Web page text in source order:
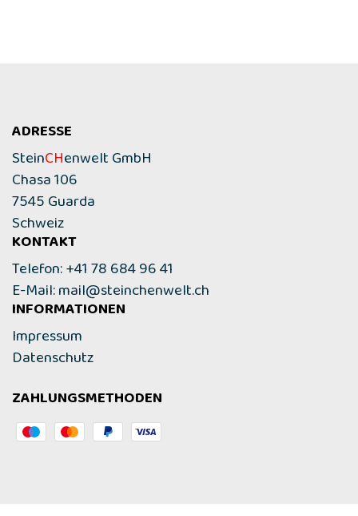
ADRESSE
SteinCHenwelt GmbH
Chasa 106
7545 Guarda
Schweiz
KONTAKT
Telefon: +41 78 684 96 41
E-Mail:mail@steinchenwelt.ch
INFORMATIONEN
Impressum
Datenschutz
ZAHLUNGSMETHODEN